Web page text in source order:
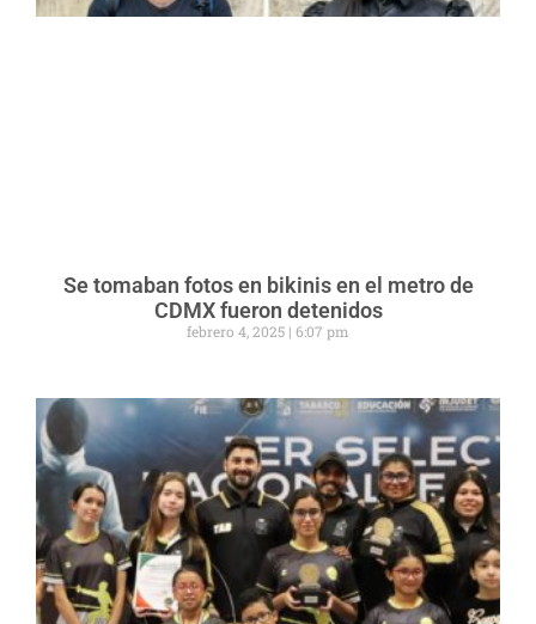
Se tomaban fotos en bikinis en el metro de
CDMX fueron detenidos
febrero 4, 2025 6:07 pm